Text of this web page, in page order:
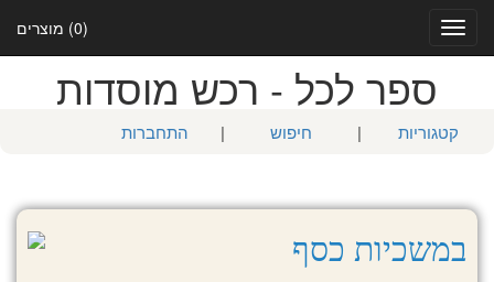
(0) מוצרים
Toggle
navigation
ספר לכל - רכש מוסדות
קטגוריות | חיפוש | התחברות
במשכיות כסף